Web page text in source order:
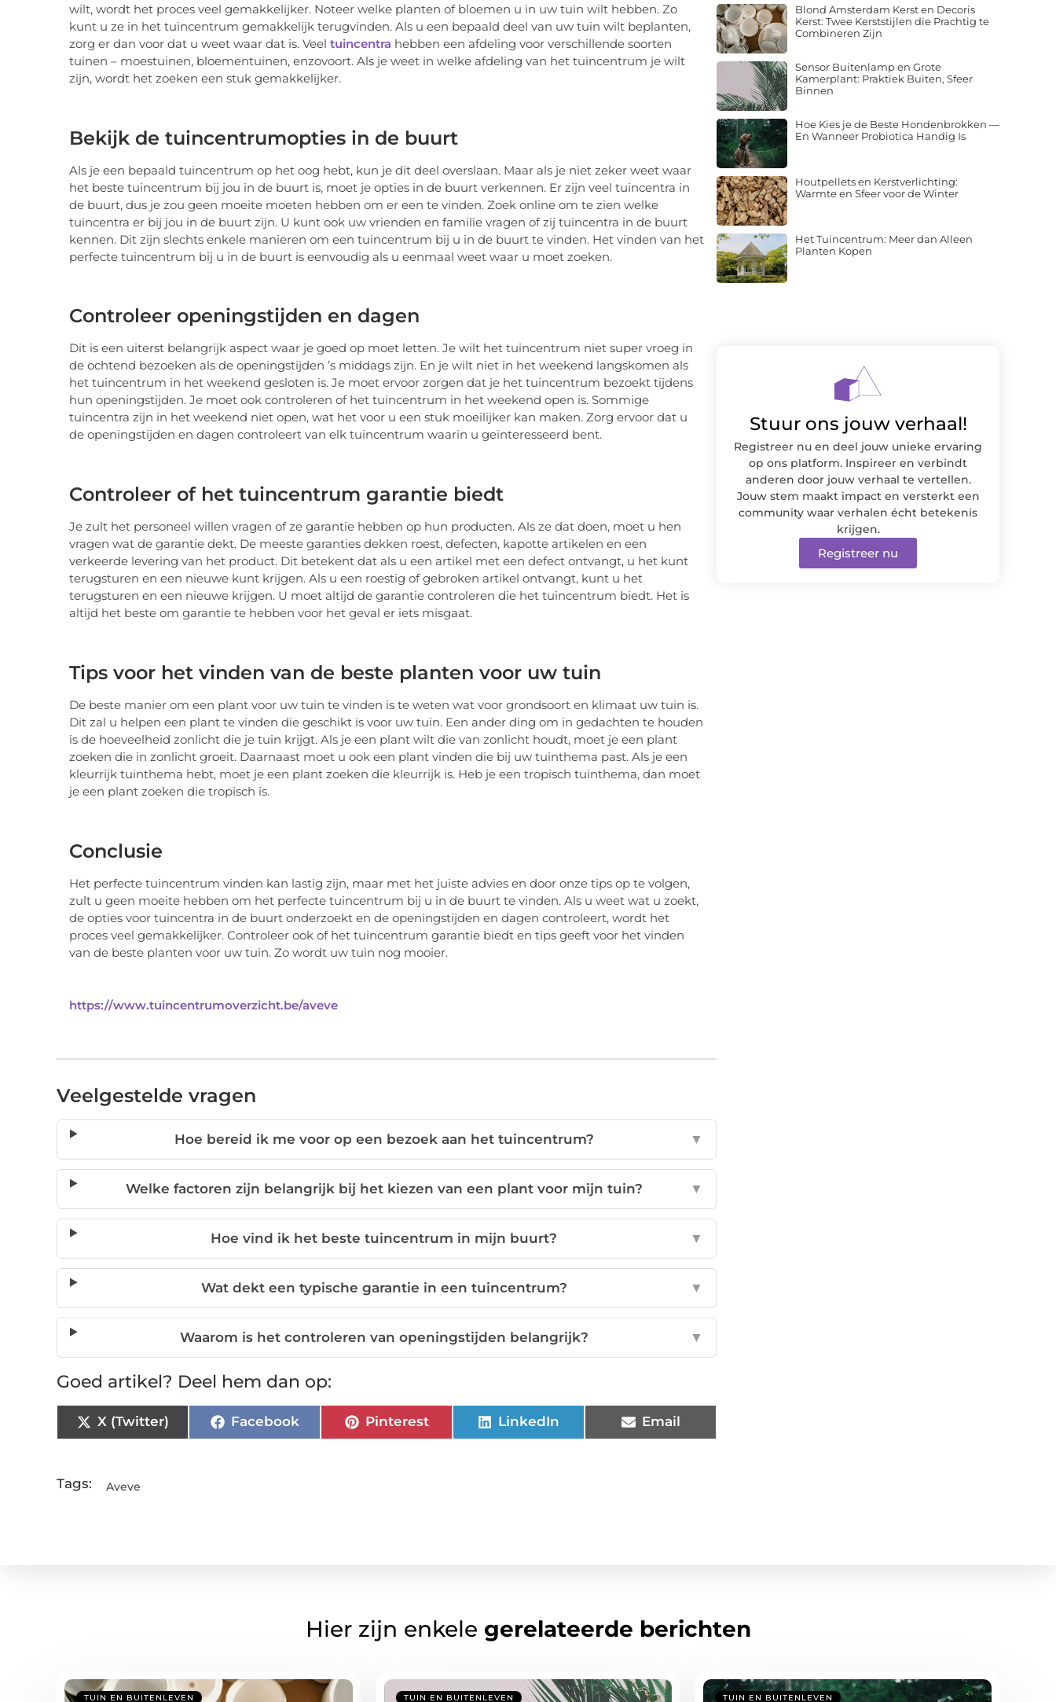
wilt, wordt het proces veel gemakkelijker. Noteer welke planten of bloemen u in uw tuin wilt hebben. Zo
kunt u ze in het tuincentrum gemakkelijk terugvinden. Als u een bepaald deel van uw tuin wilt beplanten,
zorg er dan voor dat u weet waar dat is. Veel tuincentra hebben een afdeling voor verschillende soorten
tuinen – moestuinen, bloementuinen, enzovoort. Als je weet in welke afdeling van het tuincentrum je wilt
zijn, wordt het zoeken een stuk gemakkelijker.
Bekijk de tuincentrumopties in de buurt
Als je een bepaald tuincentrum op het oog hebt, kun je dit deel overslaan. Maar als je niet zeker weet waar
het beste tuincentrum bij jou in de buurt is, moet je opties in de buurt verkennen. Er zijn veel tuincentra in
de buurt, dus je zou geen moeite moeten hebben om er een te vinden. Zoek online om te zien welke
tuincentra er bij jou in de buurt zijn. U kunt ook uw vrienden en familie vragen of zij tuincentra in de buurt
kennen. Dit zijn slechts enkele manieren om een tuincentrum bij u in de buurt te vinden. Het vinden van het
perfecte tuincentrum bij u in de buurt is eenvoudig als u eenmaal weet waar u moet zoeken.
Controleer openingstijden en dagen
Dit is een uiterst belangrijk aspect waar je goed op moet letten. Je wilt het tuincentrum niet super vroeg in
de ochtend bezoeken als de openingstijden ’s middags zijn. En je wilt niet in het weekend langskomen als
het tuincentrum in het weekend gesloten is. Je moet ervoor zorgen dat je het tuincentrum bezoekt tijdens
hun openingstijden. Je moet ook controleren of het tuincentrum in het weekend open is. Sommige
tuincentra zijn in het weekend niet open, wat het voor u een stuk moeilijker kan maken. Zorg ervoor dat u
de openingstijden en dagen controleert van elk tuincentrum waarin u geïnteresseerd bent.
Controleer of het tuincentrum garantie biedt
Je zult het personeel willen vragen of ze garantie hebben op hun producten. Als ze dat doen, moet u hen
vragen wat de garantie dekt. De meeste garanties dekken roest, defecten, kapotte artikelen en een
verkeerde levering van het product. Dit betekent dat als u een artikel met een defect ontvangt, u het kunt
terugsturen en een nieuwe kunt krijgen. Als u een roestig of gebroken artikel ontvangt, kunt u het
terugsturen en een nieuwe krijgen. U moet altijd de garantie controleren die het tuincentrum biedt. Het is
altijd het beste om garantie te hebben voor het geval er iets misgaat.
Tips voor het vinden van de beste planten voor uw tuin
De beste manier om een plant voor uw tuin te vinden is te weten wat voor grondsoort en klimaat uw tuin is.
Dit zal u helpen een plant te vinden die geschikt is voor uw tuin. Een ander ding om in gedachten te houden
is de hoeveelheid zonlicht die je tuin krijgt. Als je een plant wilt die van zonlicht houdt, moet je een plant
zoeken die in zonlicht groeit. Daarnaast moet u ook een plant vinden die bij uw tuinthema past. Als je een
kleurrijk tuinthema hebt, moet je een plant zoeken die kleurrijk is. Heb je een tropisch tuinthema, dan moet
je een plant zoeken die tropisch is.
Conclusie
Het perfecte tuincentrum vinden kan lastig zijn, maar met het juiste advies en door onze tips op te volgen,
zult u geen moeite hebben om het perfecte tuincentrum bij u in de buurt te vinden. Als u weet wat u zoekt,
de opties voor tuincentra in de buurt onderzoekt en de openingstijden en dagen controleert, wordt het
proces veel gemakkelijker. Controleer ook of het tuincentrum garantie biedt en tips geeft voor het vinden
van de beste planten voor uw tuin. Zo wordt uw tuin nog mooier.
https://www.tuincentrumoverzicht.be/aveve
Veelgestelde vragen
Hoe bereid ik me voor op een bezoek aan het tuincentrum? ▼
Welke factoren zijn belangrijk bij het kiezen van een plant voor mijn tuin? ▼
Hoe vind ik het beste tuincentrum in mijn buurt? ▼
Wat dekt een typische garantie in een tuincentrum? ▼
Waarom is het controleren van openingstijden belangrijk? ▼
Goed artikel? Deel hem dan op:
X (Twitter) Facebook Pinterest LinkedIn Email
Tags: Aveve
Blond Amsterdam Kerst en Decoris
Kerst: Twee Kerststijlen die Prachtig te
Combineren Zijn
Sensor Buitenlamp en Grote
Kamerplant: Praktiek Buiten, Sfeer
Binnen
Hoe Kies je de Beste Hondenbrokken —
En Wanneer Probiotica Handig Is
Houtpellets en Kerstverlichting:
Warmte en Sfeer voor de Winter
Het Tuincentrum: Meer dan Alleen
Planten Kopen
Stuur ons jouw verhaal!
Registreer nu en deel jouw unieke ervaring
op ons platform. Inspireer en verbindt
anderen door jouw verhaal te vertellen.
Jouw stem maakt impact en versterkt een
community waar verhalen écht betekenis
krijgen.
Registreer nu
Hier zijn enkele gerelateerde berichten
TUIN EN BUITENLEVEN TUIN EN BUITENLEVEN TUIN EN BUITENLEVEN